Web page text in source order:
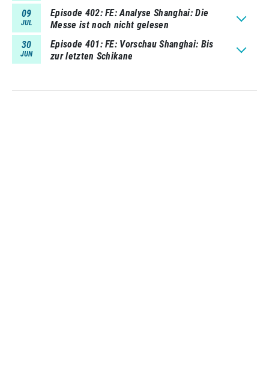
09
JUL
Episode 402 FE: Analyse Shanghai: Die
Messe ist noch nicht gelesen
30
JUN
Episode 401 FE: Vorschau Shanghai: Bis
zur letzten Schikane